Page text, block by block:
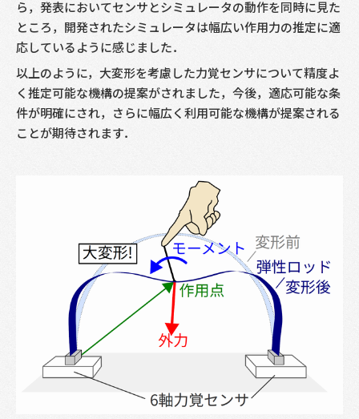
ら，発表においてセンサとシミュレータの動作を同時に見た
ところ，開発されたシミュレータは幅広い作用力の推定に適
応しているように感じました．
以上のように，大変形を考慮した力覚センサについて精度よ
く推定可能な機構の提案がされました，今後，適応可能な条
件が明確にされ，さらに幅広く利用可能な機構が提案される
ことが期待されます．